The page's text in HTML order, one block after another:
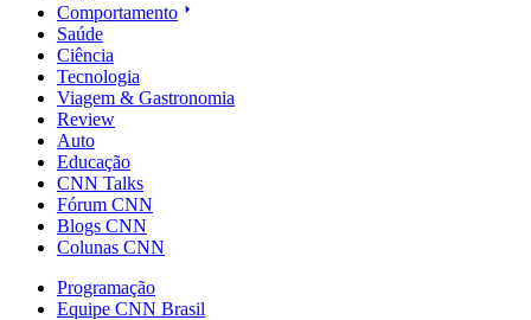
Comportamento
Saúde
Ciência
Tecnologia
Viagem & Gastronomia
Review
Auto
Educação
CNN Talks
Fórum CNN
Blogs CNN
Colunas CNN
Programação
Equipe CNN Brasil